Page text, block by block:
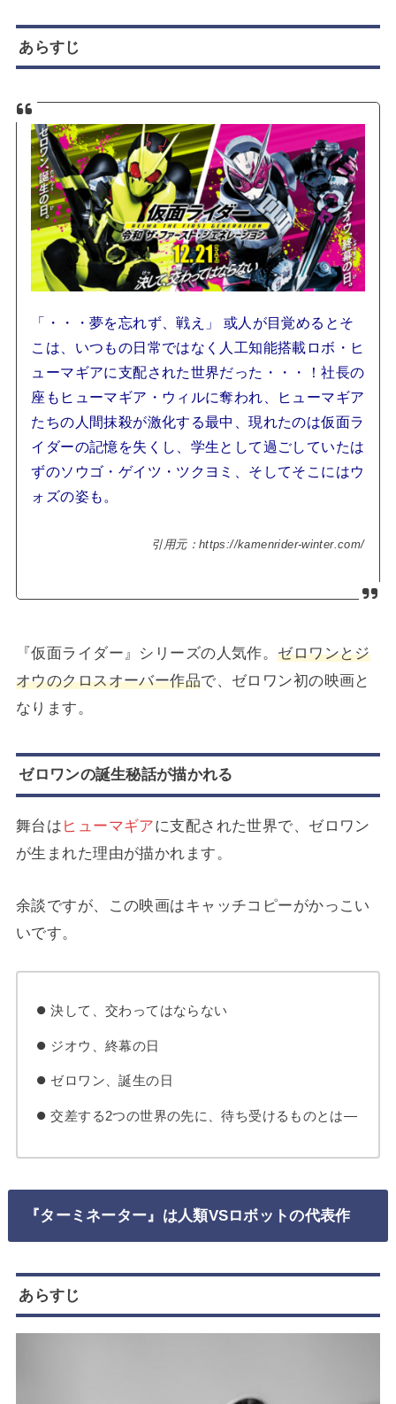
あらすじ
「・・・夢を忘れず、戦え」 或人が目覚めるとそ
こは、いつもの日常ではなく人工知能搭載ロボ・ヒ
ューマギアに支配された世界だった・・・！社長の
座もヒューマギア・ウィルに奪われ、ヒューマギア
たちの人間抹殺が激化する最中、現れたのは仮面ラ
イダーの記憶を失くし、学生として過ごしていたは
ずのソウゴ・ゲイツ・ツクヨミ、そしてそこにはウ
ォズの姿も。
引用元：https://kamenrider-winter.com/
『仮面ライダー』シリーズの人気作。ゼロワンとジ
オウのクロスオーバー作品で、ゼロワン初の映画と
なります。
ゼロワンの誕生秘話が描かれる
舞台は ヒューマギアに支配された世界で、ゼロワン
が生まれた理由が描かれます。
余談ですが、この映画はキャッチコピーがかっこい
いです。
決して、交わってはならない
ジオウ、終幕の日
ゼロワン、誕生の日
交差する2つの世界の先に、待ち受けるものとは―
『ターミネーター』は人類VSロボットの代表作
あらすじ